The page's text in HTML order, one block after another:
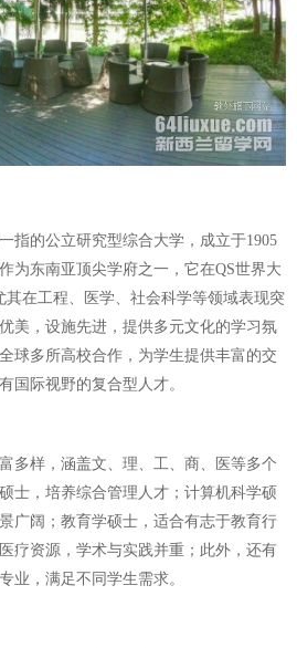
指的公立研究型综合大学，成立于1905
为东南亚顶尖学府之一，它在QS世界大
其在工程、医学、社会科学等领域表现突
美，设施先进，提供多元文化的学习氛
球多所高校合作，为学生提供丰富的交
国际视野的复合型人才。
多样，涵盖文、理、工、商、医等多个
士，培养综合管理人才；计算机科学硕
广阔；教育学硕士，适合有志于教育行
疗资源，学术与实践并重；此外，还有
业，满足不同学生需求。